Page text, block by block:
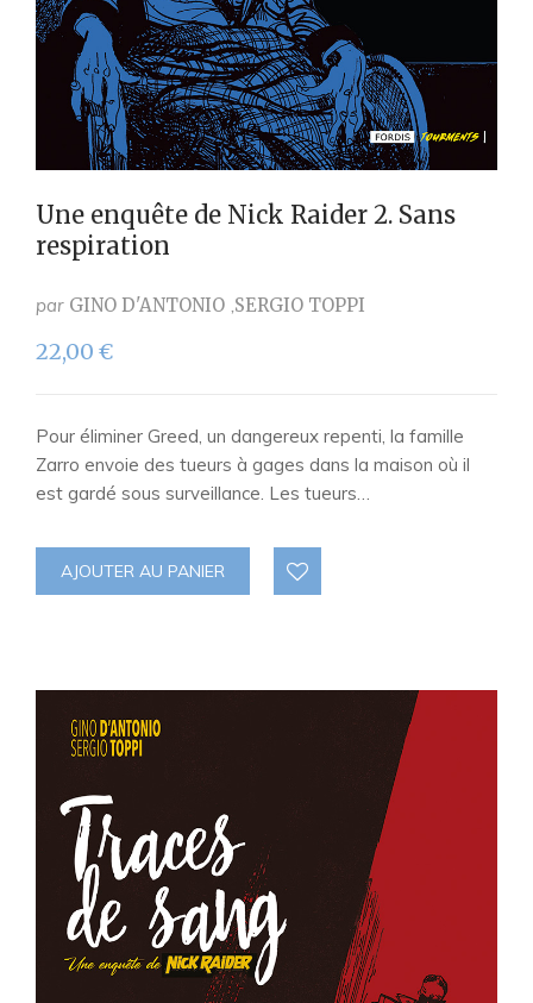
Une enquête de Nick Raider 2. Sans
respiration
par GINO D'ANTONIO SERGIO TOPPI
22,00 €
Pour éliminer Greed, un dangereux repenti, la famille
Zarro envoie des tueurs à gages dans la maison où il
est gardé sous surveillance. Les tueurs…
AJOUTER AU PANIER